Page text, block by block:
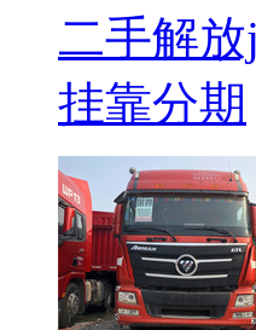
二手解
挂靠分期